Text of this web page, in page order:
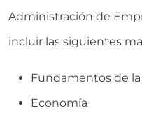
Administración de
incluir las siguientes
Fundamentos de
Economía